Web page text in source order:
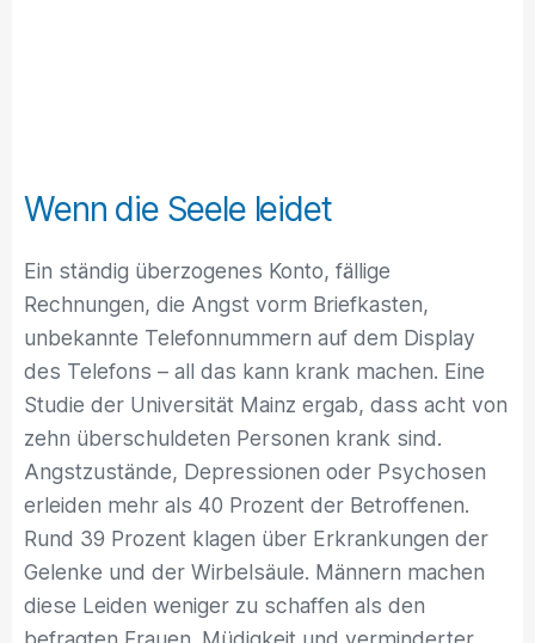
Wenn die Seele leidet
Ein ständig überzogenes Konto, fällige
Rechnungen, die Angst vorm Briefkasten,
unbekannte Telefonnummern auf dem Display
des Telefons – all das kann krank machen. Eine
Studie der Universität Mainz ergab, dass acht von
zehn überschuldeten Personen krank sind.
Angstzustände, Depressionen oder Psychosen
erleiden mehr als 40 Prozent der Betroffenen.
Rund 39 Prozent klagen über Erkrankungen der
Gelenke und der Wirbelsäule. Männern machen
diese Leiden weniger zu schaffen als den